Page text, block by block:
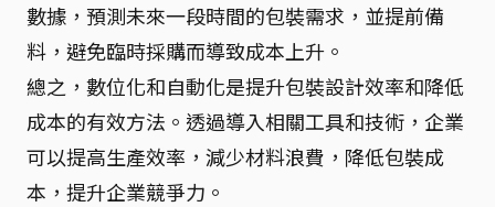
數據，預測未來一段時間的包裝需求，並提前備
料，避免臨時採購而導致成本上升。
總之，數位化和自動化是提升包裝設計效率和降低
成本的有效方法。透過導入相關工具和技術，企業
可以提高生產效率，減少材料浪費，降低包裝成
本，提升企業競爭力。